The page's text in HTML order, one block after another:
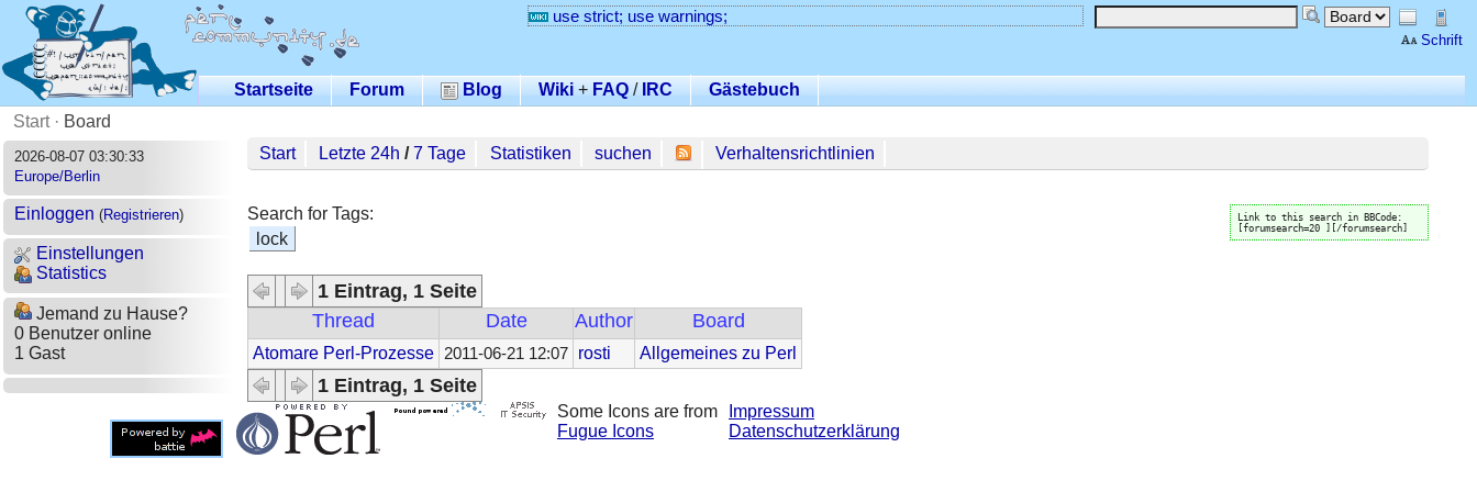
Schrift
use strict; use warnings;
Startseite Forum Blog Wiki+ FAQ /IRC
Gästebuch
Start· Board
2026-08-07 03:30:33
Europe/Berlin
Einloggen (Registrieren)
Einstellungen
Statistics
Jemand zu Hause?
0 Benutzer online
1 Gast
Start Letzte 24h /7 Tage Statistiken suchen Verhaltensrichtlinien
Link to this search in BBCode:
[forumsearch=20 ][/forumsearch]
Search for Tags:
lock
1 Eintrag, 1 Seite
Thread Date Author Board
Atomare Perl-Prozesse 2011-06-21 12:07 rosti Allgemeines zu Perl
1 Eintrag, 1 Seite
Some Icons are from
Fugue Icons
Impressum
Datenschutzerklärung